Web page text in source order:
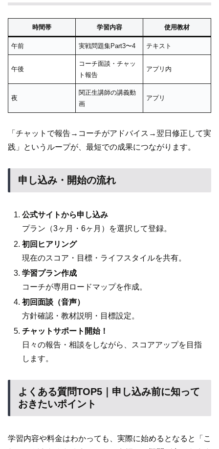
時間帯 学習内容 使用教材
午前 実戦問題集Part3〜4 テキスト
午後
コーチ面談・チャッ
ト報告
アプリ内
夜
関正生講師の講義動
画
アプリ
「チャットで報告→コーチがアドバイス→翌日修正して実
践」というループが、最短での成果につながります。
申し込み・開始の流れ
公式サイトから申し込み
プラン（3ヶ月・6ヶ月）を選択して登録。
初回ヒアリング
現在のスコア・目標・ライフスタイルを共有。
学習プラン作成
コーチが専用ロードマップを作成。
初回面談（音声）
方針確認・教材説明・目標設定。
チャットサポート開始！
日々の報告・相談をしながら、スコアアップを目指
します。
よくある質問TOP5｜申し込み前に知って
おきたいポイント
学習内容や料金はわかっても、実際に始めるとなると「こ